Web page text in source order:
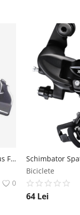
Schimbator Fata Shimano Altus Fd-M313, Triplu, Pt. 7 8 Vit. Pe Spate, Down Swing, Tragere Dubla, Colier 34.9M (Incl. Adaptor 31.8 28.6Mm), Pt. 42 48T, Unghi Cs 66-69, Ambalat Ind. Shimano
0
Biciclete
64 Lei